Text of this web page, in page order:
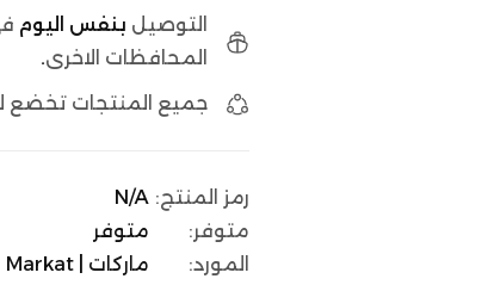
التوصيل بنفس اليوم
المحافظات الاخرى.
جميع المنتجات تخضع
رمز المنتج: N/A
متوفر:
متوفر
المورد:
ماركات | Markat